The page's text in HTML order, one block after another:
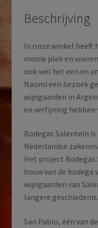
Beschrijving
In onze winkel heeft
mooie plek en
ook wel het een en
Naomi een bezoek
wijngaarden in
en verfijning hebben
Bodegas Salentein
Nederlandse
Het project
bouw van de bodega
wijngaarden van
langere geschiedenis.
San Pablo, één van